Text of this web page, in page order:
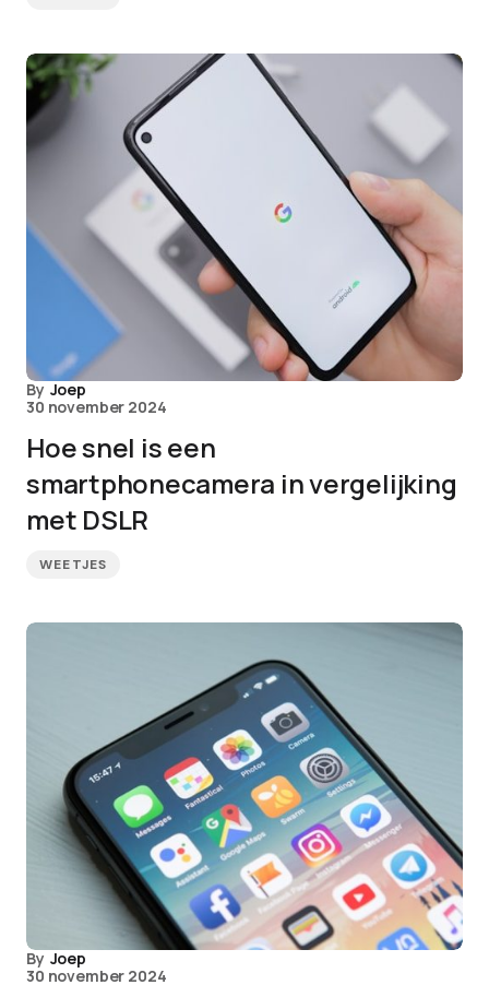
By Joep
30 november 2024
Hoe snel is een
smartphonecamera in vergelijking
met DSLR
WEETJES
By Joep
30 november 2024